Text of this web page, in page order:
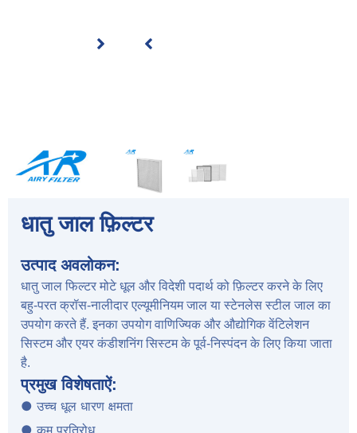
धातु जाल फ़िल्टर
उत्पाद अवलोकन:
धातु जाल फिल्टर मोटे धूल और विदेशी पदार्थ को फ़िल्टर करने के लिए
बहु-परत क्रॉस-नालीदार एल्यूमीनियम जाल या स्टेनलेस स्टील जाल का
उपयोग करते हैं. इनका उपयोग वाणिज्यिक और औद्योगिक वेंटिलेशन
सिस्टम और एयर कंडीशनिंग सिस्टम के पूर्व-निस्पंदन के लिए किया जाता
है.
प्रमुख विशेषताऐं:
● उच्च धूल धारण क्षमता
● कम प्रतिरोध